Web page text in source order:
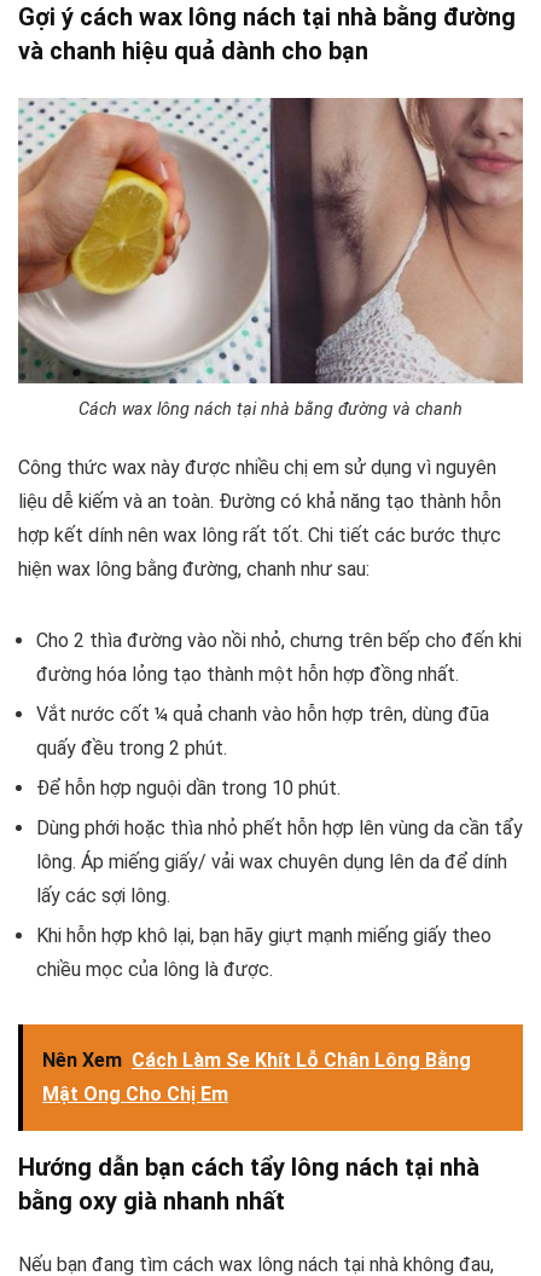
Gợi ý cách wax lông nách tại nhà bằng đường
và chanh hiệu quả dành cho bạn
Cách wax lông nách tại nhà bằng đường và chanh
Công thức wax này được nhiều chị em sử dụng vì nguyên
liệu dễ kiếm và an toàn. Đường có khả năng tạo thành hỗn
hợp kết dính nên wax lông rất tốt. Chi tiết các bước thực
hiện wax lông bằng đường, chanh như sau:
Cho 2 thìa đường vào nồi nhỏ, chưng trên bếp cho đến khi
đường hóa lỏng tạo thành một hỗn hợp đồng nhất.
Vắt nước cốt ¼ quả chanh vào hỗn hợp trên, dùng đũa
quấy đều trong 2 phút.
Để hỗn hợp nguội dần trong 10 phút.
Dùng phới hoặc thìa nhỏ phết hỗn hợp lên vùng da cần tẩy
lông. Áp miếng giấy/ vải wax chuyên dụng lên da để dính
lấy các sợi lông.
Khi hỗn hợp khô lại, bạn hãy giựt mạnh miếng giấy theo
chiều mọc của lông là được.
Nên Xem Cách Làm Se Khít Lỗ Chân Lông Bằng
Mật Ong Cho Chị Em
Hướng dẫn bạn cách tẩy lông nách tại nhà
bằng oxy già nhanh nhất
Nếu bạn đang tìm cách wax lông nách tại nhà không đau,